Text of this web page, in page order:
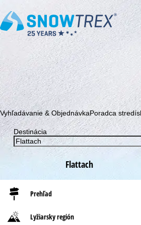
Prihláste sa k odberu nášho
Vyhľadávanie & ObjednávkaPoradca
Destinácia
Flattach
Prehľad
Lyžiarsky región